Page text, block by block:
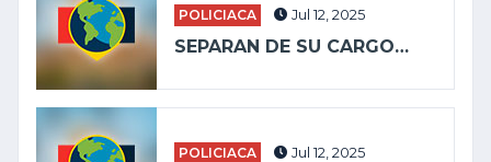
POLICIACA Jul 12, 2025
SEPARAN DE SU CARGO…
POLICIACA Jul 12, 2025